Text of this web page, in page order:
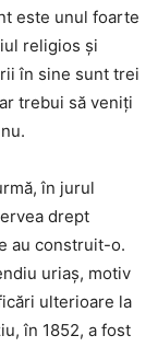
este unul foarte
religios și
în sine sunt trei
trebui să veniți
în jurul
drept
au construit-o.
uriaș, motiv
ulterioare la
în 1852, a fost